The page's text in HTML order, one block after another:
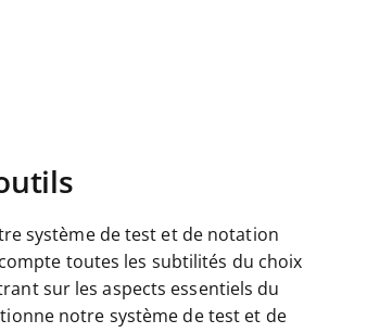
système de test et de notation
toutes les subtilités du choix
sur les aspects essentiels du
notre système de test et de